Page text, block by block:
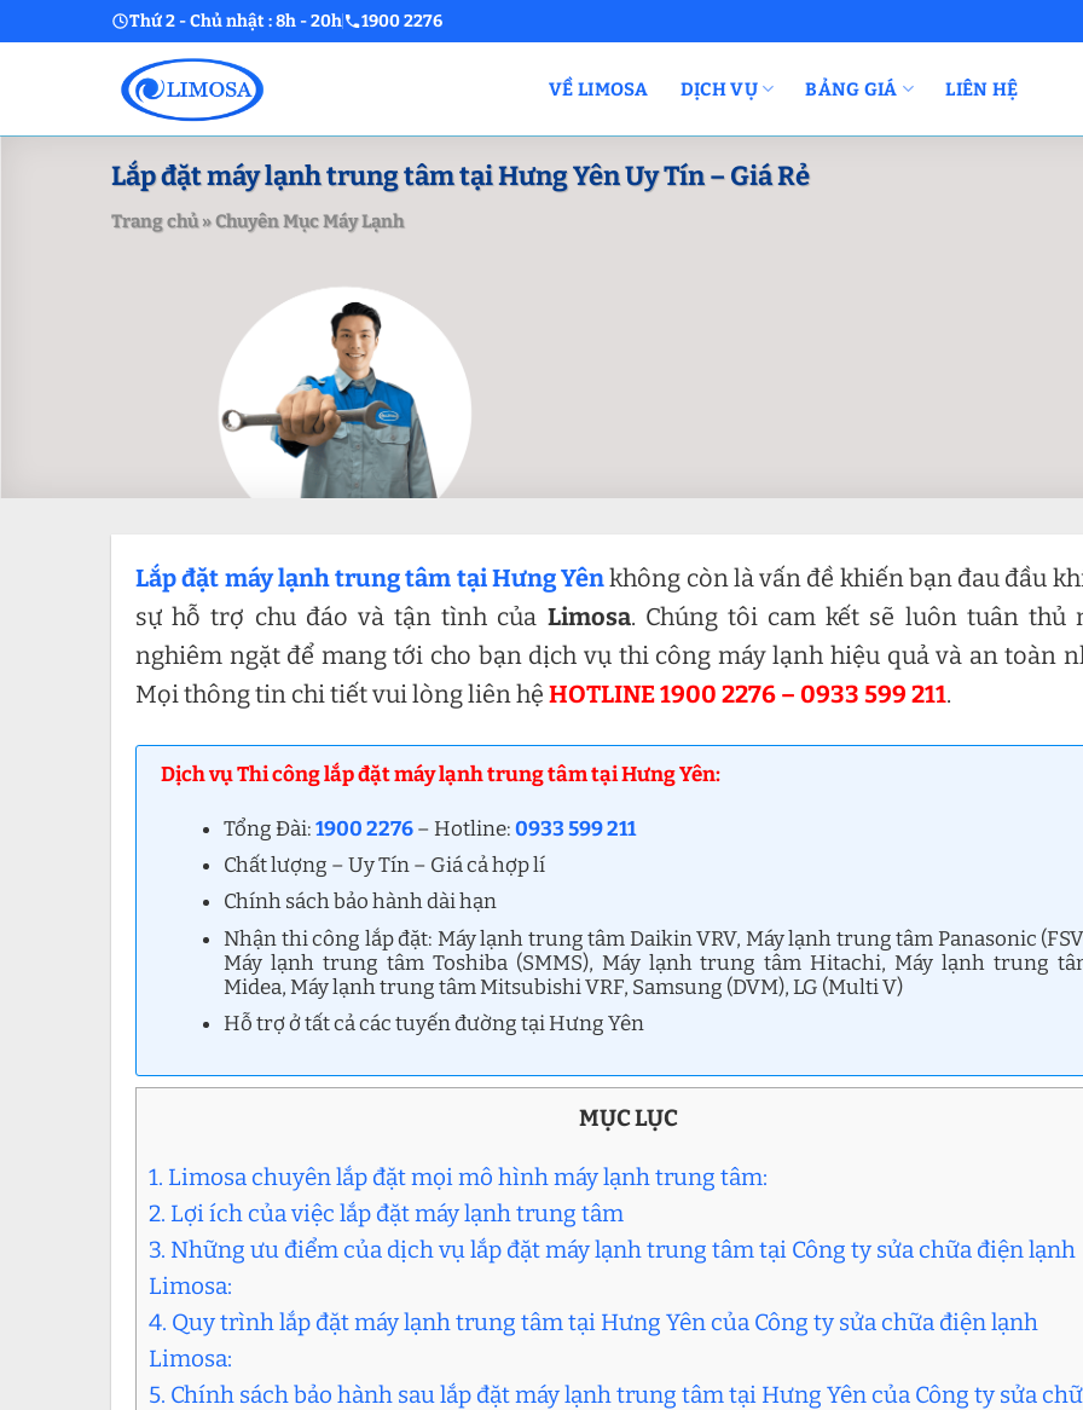
to
Thứ 2 - Chủ nhật : 8h - 20h 1900 2276
VỀ LIMOSA DỊCH VỤ BẢNG GIÁ LIÊN HỆ
Lắp đặt máy lạnh trung tâm tại Hưng Yên Uy Tín – Giá Rẻ
Trang chủ»Chuyên Mục Máy Lạnh
Lắp đặt máy lạnh trung tâm tại Hưng Yênkhông còn là vấn đề khiến bạn đau đầu
sự hỗ trợ chu đáo và tận tình của Limosa. Chúng tôi cam kết sẽ luôn tuân thủ
nghiêm ngặt để mang tới cho bạn dịch vụ thi công máy lạnh hiệu quả và an toàn
Mọi thông tin chi tiết vui lòng liên hệ HOTLINE 1900 2276 – 0933 599 211.
Dịch vụ Thi công lắp đặt máy lạnh trung tâm tại Hưng Yên:
Tổng Đài:1900 2276– Hotline:0933 599 211
Chất lượng – Uy Tín – Giá cả hợp lí
Chính sách bảo hành dài hạn
Nhận thi công lắp đặt: Máy lạnh trung tâm Daikin VRV, Máy lạnh trung tâm Panasonic
Máy lạnh trung tâm Toshiba (SMMS), Máy lạnh trung tâm Hitachi, Máy lạnh trung
Midea, Máy lạnh trung tâm Mitsubishi VRF, Samsung (DVM), LG (Multi V)
Hỗ trợ ở tất cả các tuyến đường tại Hưng Yên
MỤC LỤC
1. Limosa chuyên lắp đặt mọi mô hình máy lạnh trung tâm:
2. Lợi ích của việc lắp đặt máy lạnh trung tâm
3. Những ưu điểm của dịch vụ lắp đặt máy lạnh trung tâm tại Công ty sửa chữa điện lạnh
Limosa:
4. Quy trình lắp đặt máy lạnh trung tâm tại Hưng Yên của Công ty sửa chữa điện lạnh
Limosa:
5. Chính sách bảo hành sau lắp đặt máy lạnh trung tâm tại Hưng Yên của Công ty sửa